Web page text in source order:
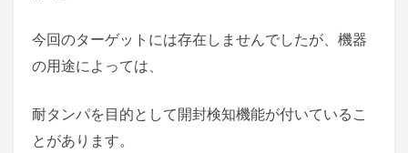
今回のターゲットには存在しませんでしたが、機器
の用途によっては、
耐タンパを目的として開封検知機能が付いているこ
とがあります。